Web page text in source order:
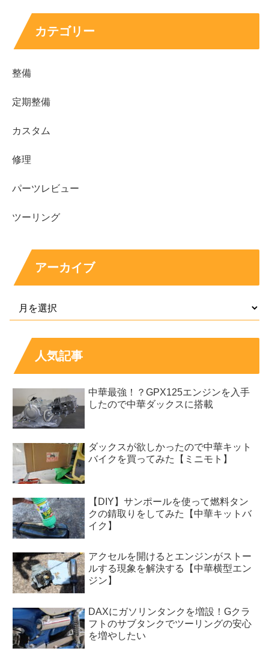
カテゴリー
整備
定期整備
カスタム
修理
パーツレビュー
ツーリング
アーカイブ
人気記事
中華最強！？GPX125エンジンを入手
したので中華ダックスに搭載
ダックスが欲しかったので中華キット
バイクを買ってみた【ミニモト】
【DIY】サンポールを使って燃料タン
クの錆取りをしてみた【中華キットバ
イク】
アクセルを開けるとエンジンがストー
ルする現象を解決する【中華横型エン
ジン】
DAXにガソリンタンクを増設！Gクラ
フトのサブタンクでツーリングの安心
を増やしたい